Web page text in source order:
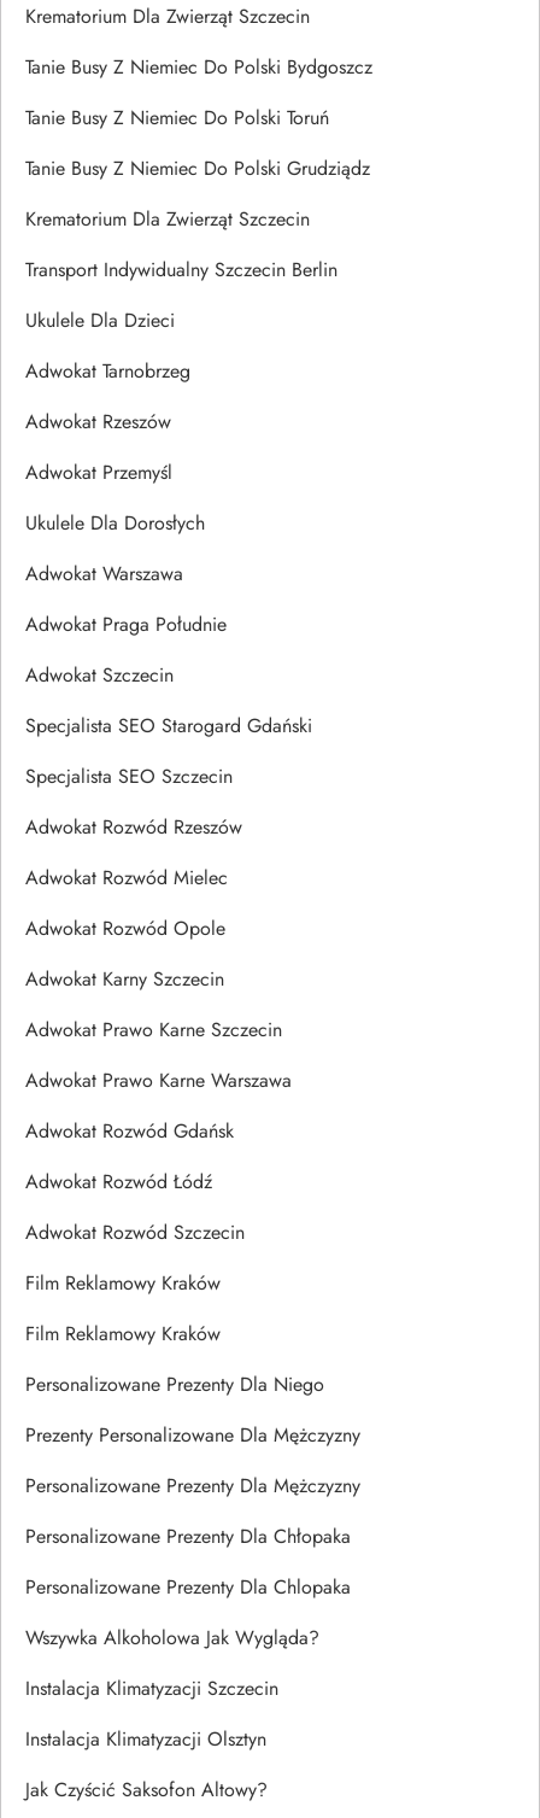
Krematorium Dla Zwierząt Szczecin
Tanie Busy Z Niemiec Do Polski Bydgoszcz
Tanie Busy Z Niemiec Do Polski Toruń
Tanie Busy Z Niemiec Do Polski Grudziądz
Krematorium Dla Zwierząt Szczecin
Transport Indywidualny Szczecin Berlin
Ukulele Dla Dzieci
Adwokat Tarnobrzeg
Adwokat Rzeszów
Adwokat Przemyśl
Ukulele Dla Dorosłych
Adwokat Warszawa
Adwokat Praga Południe
Adwokat Szczecin
Specjalista SEO Starogard Gdański
Specjalista SEO Szczecin
Adwokat Rozwód Rzeszów
Adwokat Rozwód Mielec
Adwokat Rozwód Opole
Adwokat Karny Szczecin
Adwokat Prawo Karne Szczecin
Adwokat Prawo Karne Warszawa
Adwokat Rozwód Gdańsk
Adwokat Rozwód Łódź
Adwokat Rozwód Szczecin
Film Reklamowy Kraków
Film Reklamowy Kraków
Personalizowane Prezenty Dla Niego
Prezenty Personalizowane Dla Mężczyzny
Personalizowane Prezenty Dla Mężczyzny
Personalizowane Prezenty Dla Chłopaka
Personalizowane Prezenty Dla Chlopaka
Wszywka Alkoholowa Jak Wygląda?
Instalacja Klimatyzacji Szczecin
Instalacja Klimatyzacji Olsztyn
Jak Czyścić Saksofon Altowy?